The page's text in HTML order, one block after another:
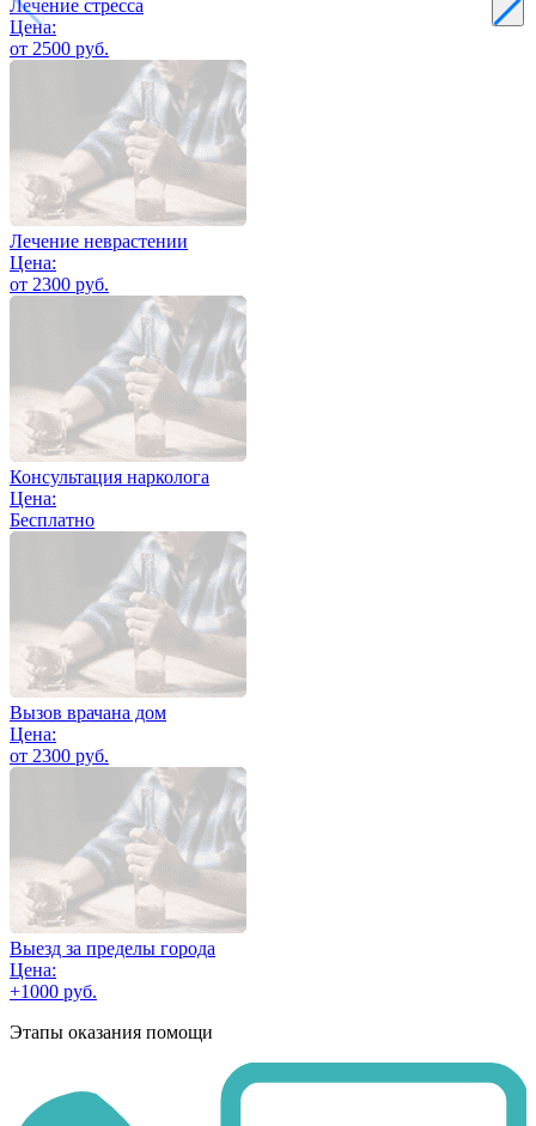
Лечение стресса
Цена:
от 2500 руб.
Лечение неврастении
Цена:
от 2300 руб.
Консультация нарколога
Цена:
Бесплатно
Вызов врачана дом
Цена:
от 2300 руб.
Выезд за пределы города
Цена:
+1000 руб.
Этапы оказания помощи